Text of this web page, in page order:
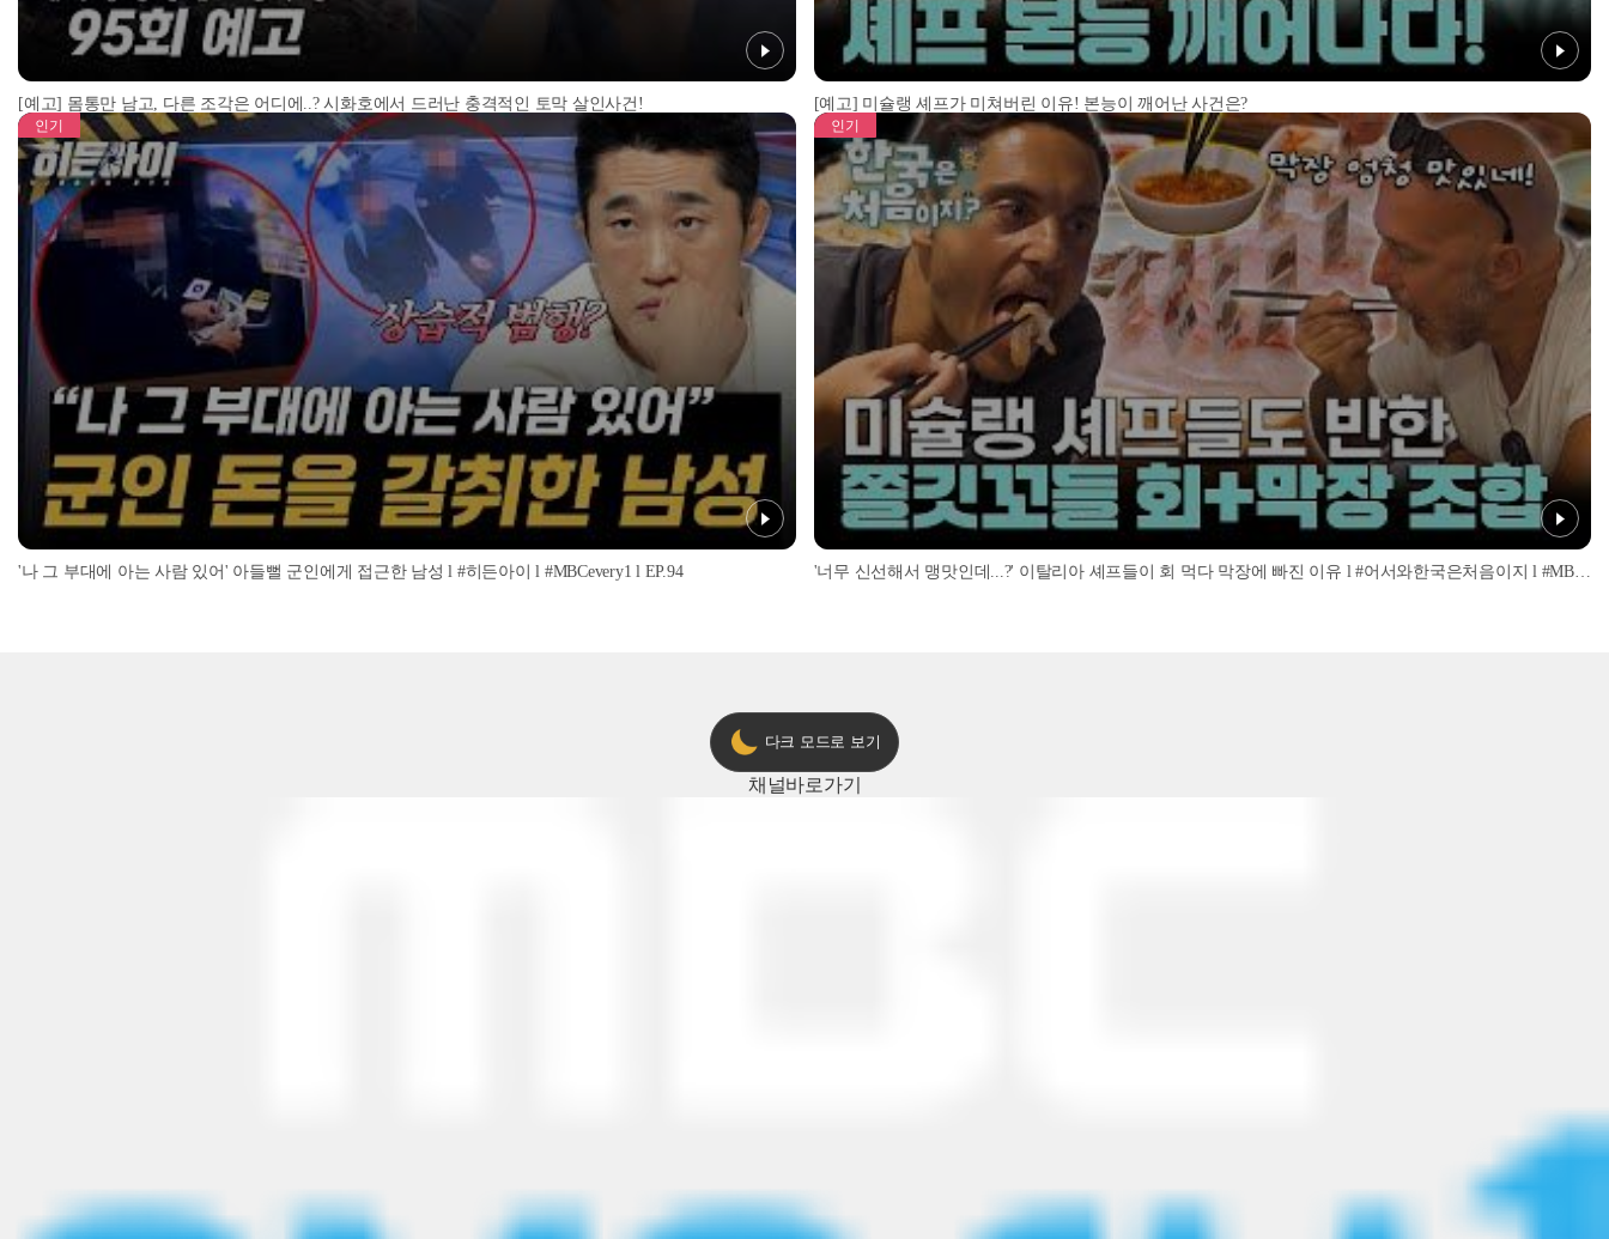
[예고] 몸통만 남고, 다른 조각은 어디에..? 시화호에서 드러난 충격적인 토막 살인사건! [예고] 미슐랭 셰프가 미쳐버린 이유! 본능이 깨어난 사건은?
인기
'나 그 부대에 아는 사람 있어' 아들뻘 군인에게 접근한 남성 l #히든아이 l #MBCevery1 l EP.94
인기
'너무 신선해서 맹맛인데...?' 이탈리아 셰프들이 회 먹다 막장에 빠진 이유 l #어서와한국은처음이지 l #MBCevery1 l EP.437
다크 모드로 보기
채널바로가기